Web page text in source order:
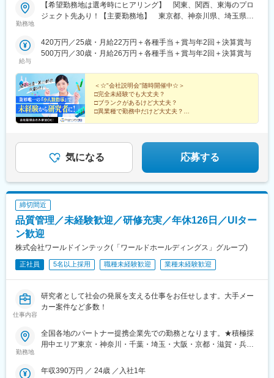
勤務地
【希望勤務地は選考時にヒアリング】 関東、関西、東海のプロ
ジェクト先あり！【主要勤務地】 東京都、神奈川県、埼玉県、
賀県、静岡県、愛知県、三重県、広島県、福岡県※住宅補助あり！
（月6万7000円まで会社補助）【配属先一例】中外製薬株式会社
株式会社日東電工株式会社 豊橋事業所ニプロファーマ株式会社 大
舘工場株式会社カネカ株式会社DNPファインケミカル宇都宮株式
会社中外医科学研究所東邦チタニウム株式会社高田製薬株式会社
株式会社理研ジェネシス株式会社マテリアルゲート三井化学EMS
株式会社株式会社エネコート 他＼NEW！エリア制度導入／全国
でスキルを伸ばしたい方も、好きな場所で研究をしたい方も、ご
給与
420万円／25歳・月給22万円＋各種手当＋賞与年2回＋決算賞与
500万円／30歳・月給26万円＋各種手当＋賞与年2回＋決算賞与
＜☆"会社説明会"随時開催中☆＞
□完全未経験でも大丈夫？
□ブランクがあるけど大丈夫？
□異業種で勤務中だけど大丈夫？
まずは説明だけ聞いてみたいという方も大歓迎♪
気になる 応募する
締切間近
品質管理／未経験歓迎／研修充実／年休126日／UIター
ン歓迎
株式会社ワールドインテック(「ワールドホールディングス」グループ)
正社員 5名以上採用 職種未経験歓迎 業種未経験歓迎
仕事内容
研究者として社会の発展を支える仕事をお任せします。大手メー
カー案件など多数！
勤務地
全国各地のパートナー提携企業先での勤務となります。★積極採
用中エリア東京・神奈川・千葉・埼玉・大阪・京都・滋賀・兵
プロジェクトを用意。※勤務地は希望を最大限考慮して決定しま
年収390万円 ／ 24歳 ／入社1年